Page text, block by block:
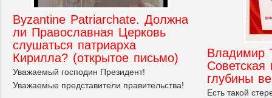
Byzantine Patriarchate. Должна
ли Православная Церковь
слушаться патриарха
Кирилла? (открытое письмо)
Уважаемый господин Президент!
Уважаемые представители правительства!
Владимир
Советская
глубины
Есть такой